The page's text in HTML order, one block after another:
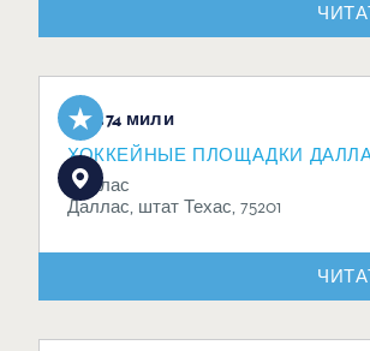
3.74 мили
ХОККЕЙНЫЕ ПЛОЩАДКИ
Даллас
Даллас, штат Техас, 75201